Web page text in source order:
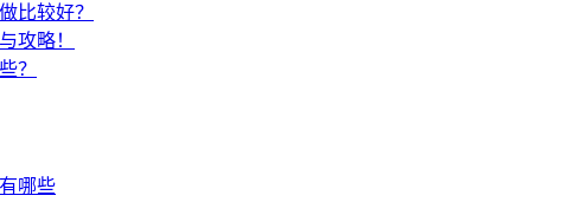
比较好？
攻略！
？
哪些